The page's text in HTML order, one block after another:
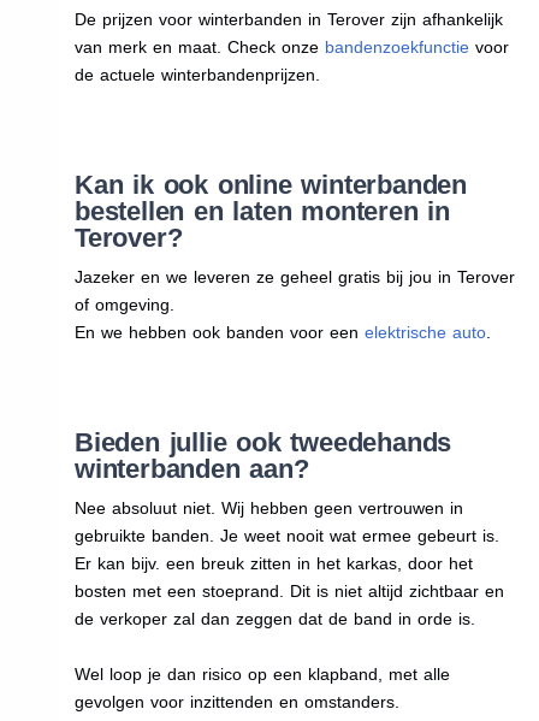
De prijzen voor winterbanden in Terover zijn afhankelijk
van merk en maat. Check onze bandenzoekfunctievoor
de actuele winterbandenprijzen.
Kan ik ook online winterbanden
bestellen en laten monteren in
Terover?
Jazeker en we leveren ze geheel gratis bij jou in Terover
of omgeving.
En we hebben ook banden voor een elektrische auto.
Bieden jullie ook tweedehands
winterbanden aan?
Nee absoluut niet. Wij hebben geen vertrouwen in
gebruikte banden. Je weet nooit wat ermee gebeurt is.
Er kan bijv. een breuk zitten in het karkas, door het
bosten met een stoeprand. Dit is niet altijd zichtbaar en
de verkoper zal dan zeggen dat de band in orde is.
Wel loop je dan risico op een klapband, met alle
gevolgen voor inzittenden en omstanders.